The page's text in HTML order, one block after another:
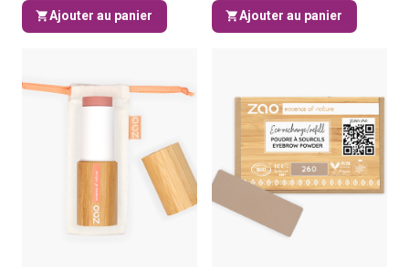
Ajouter au panier Ajouter au panier